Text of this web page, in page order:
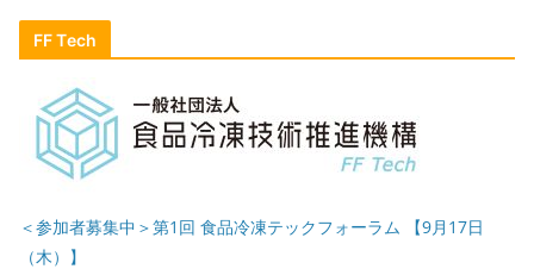
FF Tech
＜参加者募集中＞第1回 食品冷凍テックフォーラム 【9月17日
（木）】